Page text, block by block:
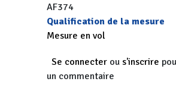
AF374
Qualification de la mesure
Mesure en vol
Se connecter ou s'inscrire
un commentaire